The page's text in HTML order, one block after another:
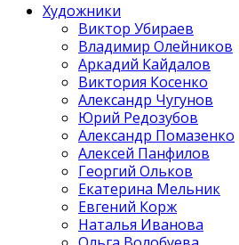
Художники
Виктор Убираев
Владимир Олейников
Аркадий Кайдалов
Виктория Косенко
Александр Чугунов
Юрий Редозубов
Александр Помазенко
Алексей Панфилов
Георгий Ольков
Екатерина Мельник
Евгений Корж
Наталья Иванова